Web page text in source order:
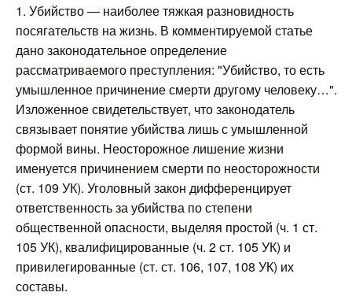
1. Убийство — наиболее тяжкая разновидность
посягательств на жизнь. В комментируемой статье
дано законодательное определение
рассматриваемого преступления: "Убийство, то есть
умышленное причинение смерти другому человеку…".
Изложенное свидетельствует, что законодатель
связывает понятие убийства лишь с умышленной
формой вины. Неосторожное лишение жизни
именуется причинением смерти по неосторожности
(ст. 109 УК). Уголовный закон дифференцирует
ответственность за убийства по степени
общественной опасности, выделяя простой (ч. 1 ст.
105 УК), квалифицированные (ч. 2 ст. 105 УК) и
привилегированные (ст. ст. 106, 107, 108 УК) их
составы.